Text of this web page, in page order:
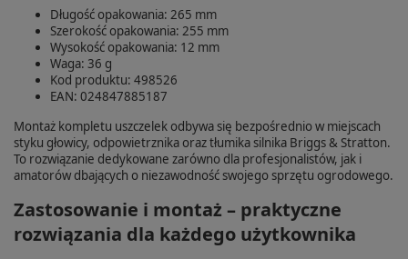
Długość opakowania: 265 mm
Szerokość opakowania: 255 mm
Wysokość opakowania: 12 mm
Waga: 36 g
Kod produktu: 498526
EAN: 024847885187
Montaż kompletu uszczelek odbywa się bezpośrednio w miejscach
styku głowicy, odpowietrznika oraz tłumika silnika Briggs & Stratton.
To rozwiązanie dedykowane zarówno dla profesjonalistów, jak i
amatorów dbających o niezawodność swojego sprzętu ogrodowego.
Zastosowanie i montaż – praktyczne
rozwiązania dla każdego użytkownika